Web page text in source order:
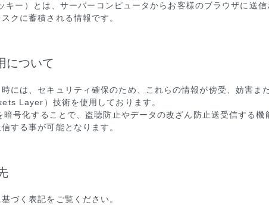
ー）とは、サーバーコンピュータからお客様のブラウザに送
クに蓄積される情報です。
について
には、セキュリティ確保のため、これらの情報が傍受、妨害ま
Layer）技術を使用しております。
号化することで、盗聴防止やデータの改ざん防止送受信する機
する事が可能となります。
づく表記をご覧ください。